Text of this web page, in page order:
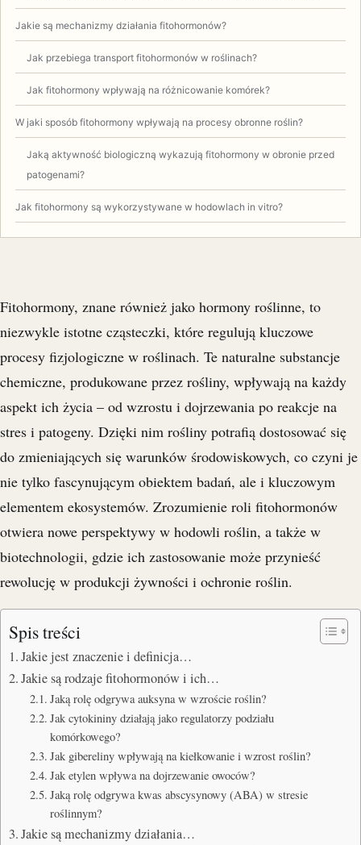
Jakie są mechanizmy działania fitohormonów?
Jak przebiega transport fitohormonów w roślinach?
Jak fitohormony wpływają na różnicowanie komórek?
W jaki sposób fitohormony wpływają na procesy obronne roślin?
Jaką aktywność biologiczną wykazują fitohormony w obronie przed
patogenami?
Jak fitohormony są wykorzystywane w hodowlach in vitro?
Fitohormony, znane również jako hormony roślinne, to
niezwykle istotne cząsteczki, które regulują kluczowe
procesy fizjologiczne w roślinach. Te naturalne substancje
chemiczne, produkowane przez rośliny, wpływają na każdy
aspekt ich życia – od wzrostu i dojrzewania po reakcje na
stres i patogeny. Dzięki nim rośliny potrafią dostosować się
do zmieniających się warunków środowiskowych, co czyni je
nie tylko fascynującym obiektem badań, ale i kluczowym
elementem ekosystemów. Zrozumienie roli fitohormonów
otwiera nowe perspektywy w hodowli roślin, a także w
biotechnologii, gdzie ich zastosowanie może przynieść
rewolucję w produkcji żywności i ochronie roślin.
Spis treści
Jakie jest znaczenie i definicja…
Jakie są rodzaje fitohormonów i ich…
Jaką rolę odgrywa auksyna w wzroście roślin?
Jak cytokininy działają jako regulatorzy podziału
komórkowego?
Jak gibereliny wpływają na kiełkowanie i wzrost roślin?
Jak etylen wpływa na dojrzewanie owoców?
Jaką rolę odgrywa kwas abscysynowy (ABA) w stresie
roślinnym?
Jakie są mechanizmy działania…